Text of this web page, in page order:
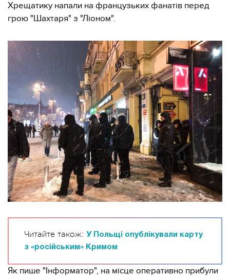
Хрещатику напали на французьких фанатів перед
грою "Шахтаря" з "Ліоном".
Читайте також: У Польщі опублікували карту
з «російським» Кримом
Як пише "Інформатор", на місце оперативно прибули